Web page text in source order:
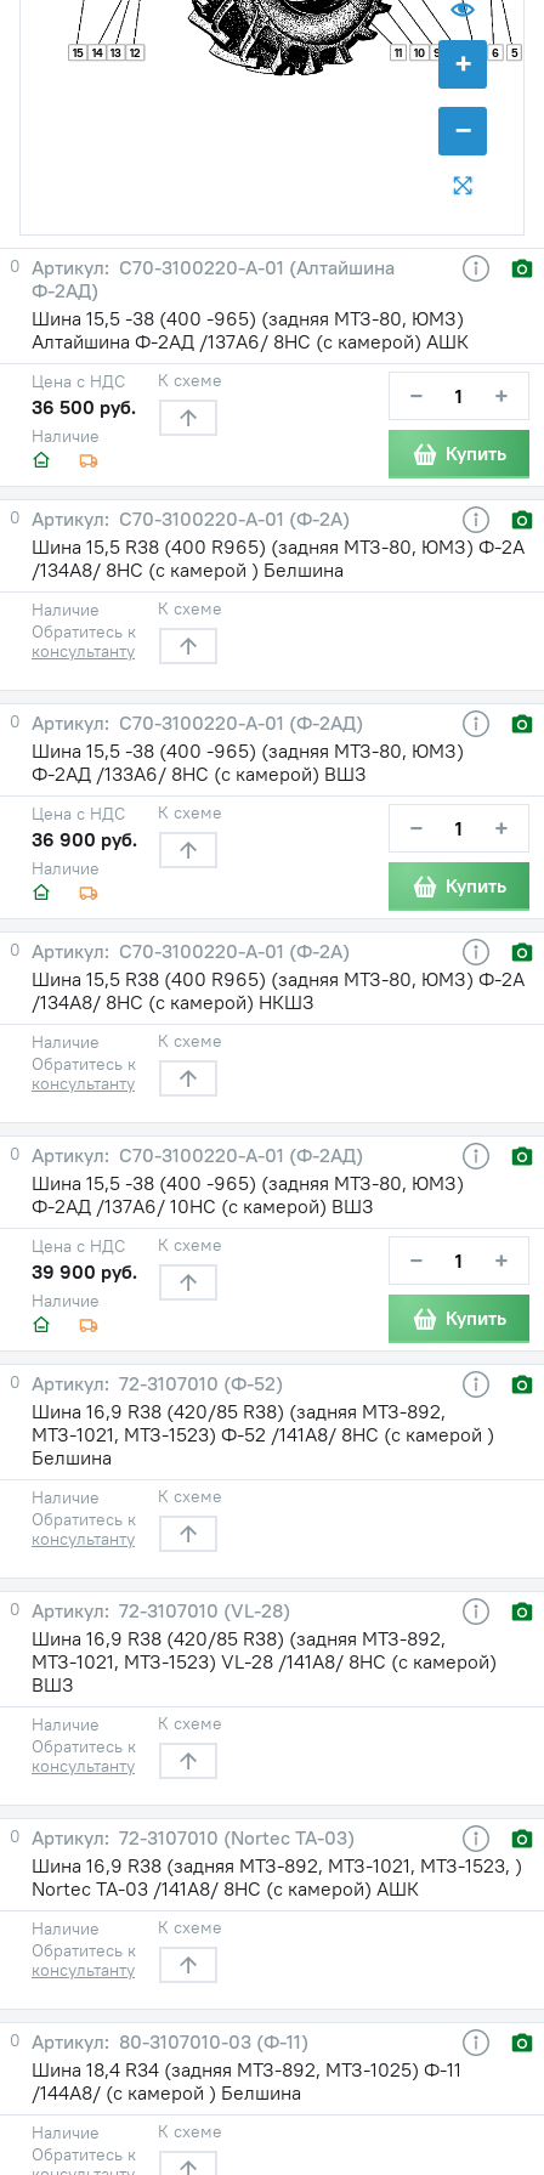
+
−
5
6
9
10
11
12
13
14
15
0
С70-3100220-А-01 (Алтайшина
Ф-2АД)
Шина 15,5 -38 (400 -965) (задняя МТЗ-80, ЮМЗ)
Алтайшина Ф-2АД /137A6/ 8НС (с камерой) АШК
Наличие
Цена с НДС
36 500 руб.
К схеме − +
Купить
0
С70-3100220-А-01 (Ф-2А)
Шина 15,5 R38 (400 R965) (задняя МТЗ-80, ЮМЗ) Ф-2А
/134A8/ 8НС (с камерой ) Белшина
Наличие
Обратитесь к
консультанту
К схеме
0
С70-3100220-А-01 (Ф-2АД)
Шина 15,5 -38 (400 -965) (задняя МТЗ-80, ЮМЗ)
Ф-2АД /133А6/ 8НС (с камерой) ВШЗ
Наличие
Цена с НДС
36 900 руб.
К схеме − +
Купить
0
С70-3100220-А-01 (Ф-2А)
Шина 15,5 R38 (400 R965) (задняя МТЗ-80, ЮМЗ) Ф-2А
/134A8/ 8НС (с камерой) НКШЗ
Наличие
Обратитесь к
консультанту
К схеме
0
С70-3100220-А-01 (Ф-2АД)
Шина 15,5 -38 (400 -965) (задняя МТЗ-80, ЮМЗ)
Ф-2АД /137A6/ 10НС (с камерой) ВШЗ
Наличие
Цена с НДС
39 900 руб.
К схеме − +
Купить
0
72-3107010 (Ф-52)
Шина 16,9 R38 (420/85 R38) (задняя МТЗ-892,
МТЗ-1021, МТЗ-1523) Ф-52 /141A8/ 8НС (с камерой )
Белшина
Наличие
Обратитесь к
консультанту
К схеме
0
72-3107010 (VL-28)
Шина 16,9 R38 (420/85 R38) (задняя МТЗ-892,
МТЗ-1021, МТЗ-1523) VL-28 /141A8/ 8НС (с камерой)
ВШЗ
Наличие
Обратитесь к
консультанту
К схеме
0
72-3107010 (Nortec TA-03)
Шина 16,9 R38 (задняя МТЗ-892, МТЗ-1021, МТЗ-1523, )
Nortec TA-03 /141A8/ 8НС (с камерой) АШК
Наличие
Обратитесь к
консультанту
К схеме
0
80-3107010-03 (Ф-11)
Шина 18,4 R34 (задняя МТЗ-892, МТЗ-1025) Ф-11
/144A8/ (с камерой ) Белшина
Наличие
Обратитесь к
К схеме